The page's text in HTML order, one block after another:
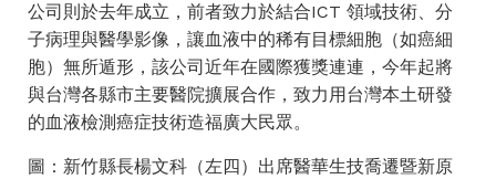
公司則於去年成立，前者致力於結合ICT 領域技術、分
子病理與醫學影像，讓血液中的稀有目標細胞（如癌細
胞）無所遁形，該公司近年在國際獲獎連連，今年起將
與台灣各縣市主要醫院擴展合作，致力用台灣本土研發
的血液檢測癌症技術造福廣大民眾。
圖：新竹縣長楊文科（左四）出席醫華生技喬遷暨新原